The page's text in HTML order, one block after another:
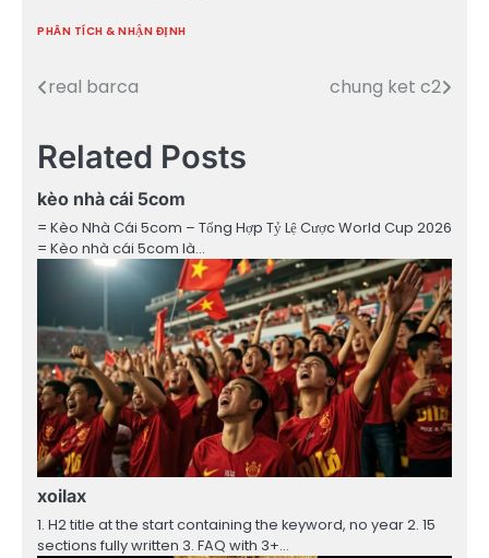
PHÂN TÍCH & NHẬN ĐỊNH
Điều
bài
viết
real barca chung ket c2
Related Posts
kèo nhà cái 5com
= Kèo Nhà Cái 5com – Tổng Hợp Tỷ Lệ Cược World Cup 2026
= Kèo nhà cái 5com là…
xoilax
1. H2 title at the start containing the keyword, no year 2. 15
sections fully written 3. FAQ with 3+…